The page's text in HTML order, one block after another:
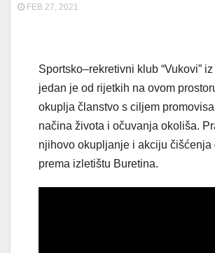
FEB 27, 2021
Sportsko–rekretivni klub “Vukovi”
jedan je od rijetkih na ovom
okuplja članstvo s ciljem
načina života i očuvanja okoliša.
njihovo okupljanje i akciju čišćenja
prema izletištu Buretina.